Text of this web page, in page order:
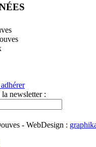
newsletter :
- WebDesign :